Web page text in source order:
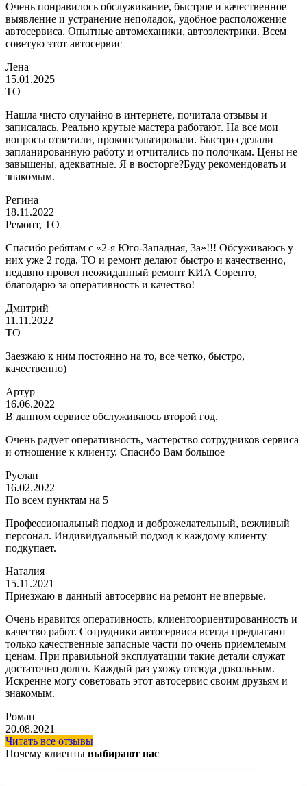
Очень понравилось обслуживание, быстрое и качественное
выявление и устранение неполадок, удобное расположение
автосервиса. Опытные автомеханики, автоэлектрики. Всем
советую этот автосервис
Лена
15.01.2025
ТО
Нашла чисто случайно в интернете, почитала отзывы и
записалась. Реально крутые мастера работают. На все мои
вопросы ответили, проконсультировали. Быстро сделали
запланированную работу и отчитались по полочкам. Цены не
завышены, адекватные. Я в восторге?Буду рекомендовать и
знакомым.
Регина
18.11.2022
Ремонт, ТО
Спасибо ребятам с «2-я Юго-Западная, 3а»!!! Обсуживаюсь у
них уже 2 года, ТО и ремонт делают быстро и качественно,
недавно провел неожиданный ремонт КИА Соренто,
благодарю за оперативность и качество!
Дмитрий
11.11.2022
ТО
Заезжаю к ним постоянно на то, все четко, быстро,
качественно)
Артур
16.06.2022
В данном сервисе обслуживаюсь второй год.
Очень радует оперативность, мастерство сотрудников сервиса
и отношение к клиенту. Спасибо Вам большое
Руслан
16.02.2022
По всем пунктам на 5 +
Профессиональный подход и доброжелательный, вежливый
персонал. Индивидуальный подход к каждому клиенту —
подкупает.
Наталия
15.11.2021
Приезжаю в данный автосервис на ремонт не впервые.
Очень нравится оперативность, клиентоориентированность и
качество работ. Сотрудники автосервиса всегда предлагают
только качественные запасные части по очень приемлемым
ценам. При правильной эксплуатации такие детали служат
достаточно долго. Каждый раз ухожу отсюда довольным.
Искренне могу советовать этот автосервис своим друзьям и
знакомым.
Роман
20.08.2021
Читать все отзывы
Почему клиенты выбирают нас